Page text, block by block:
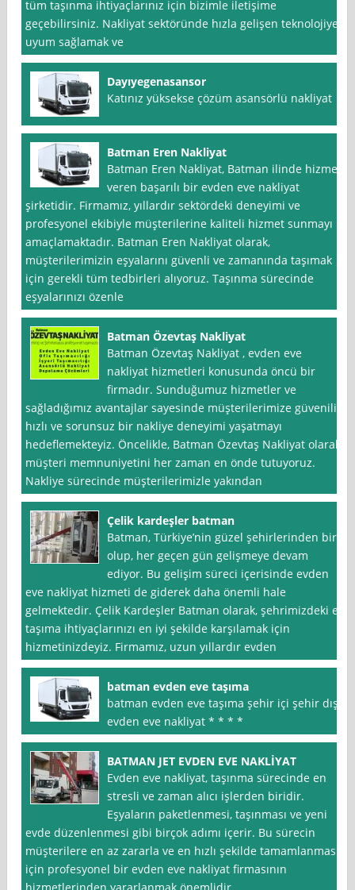
tüm taşınma ihtiyaçlarınız için bizimle iletişime
geçebilirsiniz. Nakliyat sektöründe hızla gelişen teknolojiye
uyum sağlamak ve
Dayıyegenasansor
Katınız yüksekse çözüm asansörlü nakliyat
Batman Eren Nakliyat
Batman Eren Nakliyat, Batman ilinde hizmet
veren başarılı bir evden eve nakliyat
şirketidir. Firmamız, yıllardır sektördeki deneyimi ve
profesyonel ekibiyle müşterilerine kaliteli hizmet sunmayı
amaçlamaktadır. Batman Eren Nakliyat olarak,
müşterilerimizin eşyalarını güvenli ve zamanında taşımak
için gerekli tüm tedbirleri alıyoruz. Taşınma sürecinde
eşyalarınızı özenle
Batman Özevtaş Nakliyat
Batman Özevtaş Nakliyat , evden eve
nakliyat hizmetleri konusunda öncü bir
firmadır. Sunduğumuz hizmetler ve
sağladığımız avantajlar sayesinde müşterilerimize güvenilir,
hızlı ve sorunsuz bir nakliye deneyimi yaşatmayı
hedeflemekteyiz. Öncelikle, Batman Özevtaş Nakliyat olarak
müşteri memnuniyetini her zaman en önde tutuyoruz.
Nakliye sürecinde müşterilerimizle yakından
Çelik kardeşler batman
Batman, Türkiye’nin güzel şehirlerinden biri
olup, her geçen gün gelişmeye devam
ediyor. Bu gelişim süreci içerisinde evden
eve nakliyat hizmeti de giderek daha önemli hale
gelmektedir. Çelik Kardeşler Batman olarak, şehrimizdeki ev
taşıma ihtiyaçlarınızı en iyi şekilde karşılamak için
hizmetinizdeyiz. Firmamız, uzun yıllardır evden
batman evden eve taşıma
batman evden eve taşıma şehir içi şehir dışı
evden eve nakliyat * * * *
BATMAN JET EVDEN EVE NAKLİYAT
Evden eve nakliyat, taşınma sürecinde en
stresli ve zaman alıcı işlerden biridir.
Eşyaların paketlenmesi, taşınması ve yeni
evde düzenlenmesi gibi birçok adımı içerir. Bu sürecin
müşterilere en az zararla ve en hızlı şekilde tamamlanması
için profesyonel bir evden eve nakliyat firmasının